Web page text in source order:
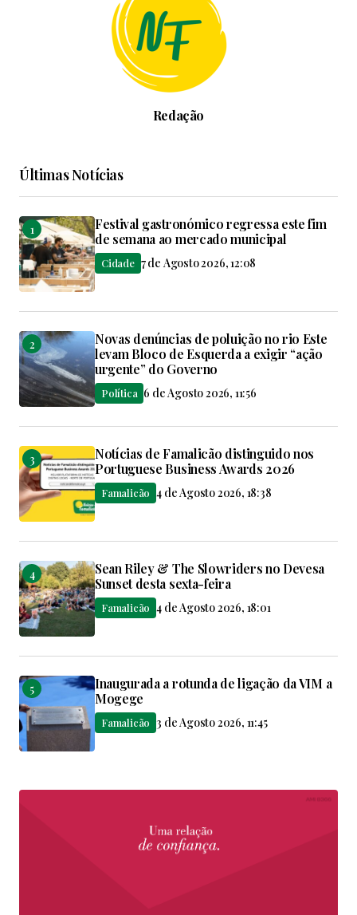
Redação
Últimas Notícias
Festival gastronómico regressa este fim
de semana ao mercado municipal
Cidade 7 de Agosto 2026, 12:08
Novas denúncias de poluição no rio Este
levam Bloco de Esquerda a exigir “ação
urgente” do Governo
Política 6 de Agosto 2026, 11:56
Notícias de Famalicão distinguido nos
Portuguese Business Awards 2026
Famalicão 4 de Agosto 2026, 18:38
Sean Riley & The Slowriders no Devesa
Sunset desta sexta-feira
Famalicão 4 de Agosto 2026, 18:01
Inaugurada a rotunda de ligação da VIM a
Mogege
Famalicão 3 de Agosto 2026, 11:45